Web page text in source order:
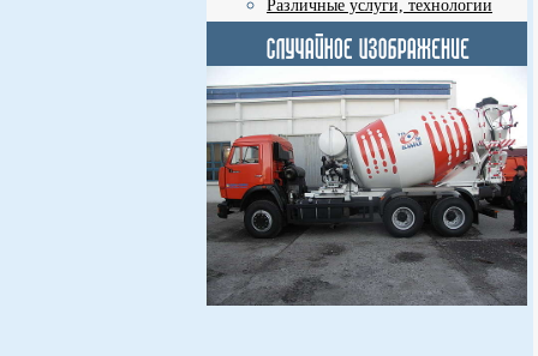
Различные услуги, технологии